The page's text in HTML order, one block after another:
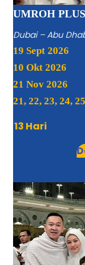
UMROH
Dubai – Abu
19 Sept 2026
10 Okt 2026
21 Nov 2026
21, 22, 23, 24,
13 Hari